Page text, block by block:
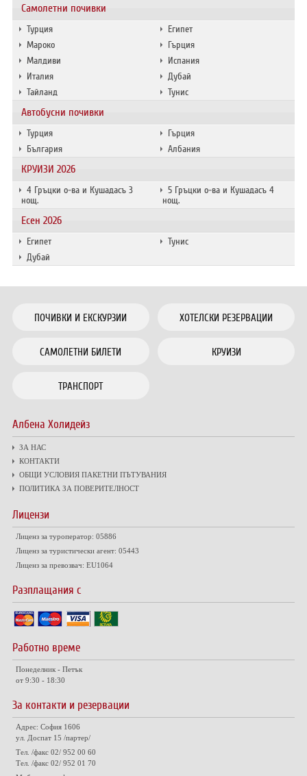
Самолетни почивки
Турция
Египет
Мароко
Гърция
Малдиви
Испания
Италия
Дубай
Тайланд
Тунис
Автобусни почивки
Турция
Гърция
България
Албания
КРУИЗИ 2026
4 Гръцки о-ва и Кушадасъ 3
нощ.
5 Гръцки о-ва и Кушадасъ 4
нощ.
Есен 2026
Египет
Тунис
Дубай
ПОЧИВКИ И ЕКСКУРЗИИ ХОТЕЛСКИ РЕЗЕРВАЦИИ
САМОЛЕТНИ БИЛЕТИ КРУИЗИ
ТРАНСПОРТ
Албена Холидейз
ЗА НАС
КОНТАКТИ
ОБЩИ УСЛОВИЯ ПАКЕТНИ ПЪТУВАНИЯ
ПОЛИТИКА ЗА ПОВЕРИТЕЛНОСТ
Лицензи
Лиценз за туроператор: 05886
Лиценз за туристически агент: 05443
Лиценз за превозвач: EU1064
Разплащания с
Работно време
Понеделник - Петък
от 9:30 - 18:30
За контакти и резервации
Адрес: София 1606
ул. Доспат 15 /партер/
Тел. /факс 02/ 952 00 60
Тел. /факс 02/ 952 01 70